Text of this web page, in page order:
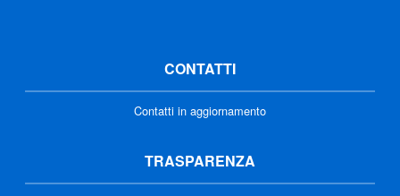
CONTATTI
Contatti in aggiornamento
TRASPARENZA